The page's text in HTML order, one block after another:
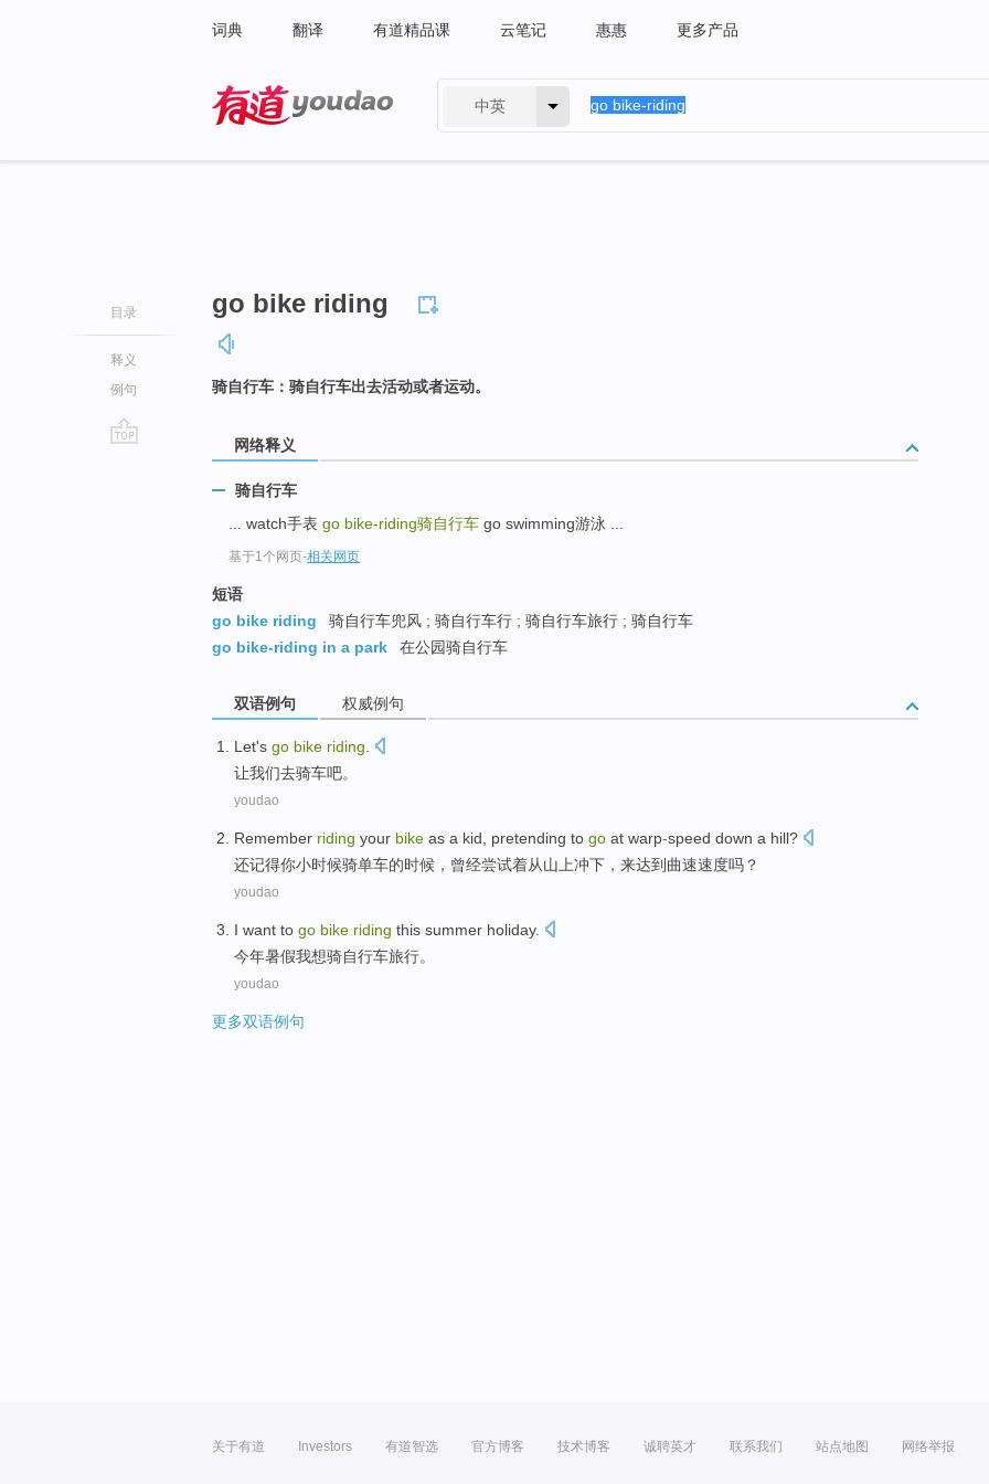
词典 翻译 有道精品课 云笔记 惠惠 更多产品
中英
目录
释义
例句
go bike riding
骑自行车：骑自行车出去活动或者运动。
网络释义
骑自行车
... watch手表 go bike-riding骑自行车 go swimming游泳 ...
基于1个网页-相关网页
短语
go bike riding
骑自行车兜风 ; 骑自行车行 ; 骑自行车旅行 ; 骑自行车
go bike-riding in a park
在公园骑自行车
双语例句 权威例句
Let's go bike riding.
让我们去骑车吧。
youdao
Remember riding your bike as a kid , pretending to go at warp-speed down a hill?
还记得你小时候骑单车的时候，曾经尝试着从山上冲下 ，来达到曲速速度吗？
youdao
I want to go bike riding this summer holiday.
今年暑假我想骑自行车旅行。
youdao
更多双语例句
关于有道 Investors 有道智选 官方博客 技术博客 诚聘英才 联系我们 站点地图 网络举报